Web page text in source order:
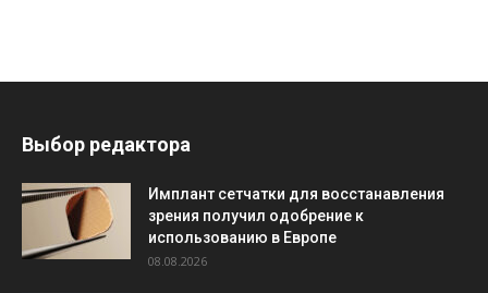
Выбор редактора
Имплант сетчатки для восстанавления
зрения получил одобрение к
использованию в Европе
08.08.2026